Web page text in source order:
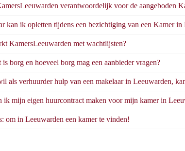
Alle
verantwoordelijk voor de aangeboden
kan ik opletten tijdens een bezichtiging van een Kamer in
KamersLeeuwarden met wachtlijsten?
is borg en hoeveel borg mag een aanbieder vragen?
als verhuurder hulp van een makelaar in Leeuwarden,
ik mijn eigen huurcontract maken voor mijn kamer in
om in Leeuwarden een kamer te vinden!